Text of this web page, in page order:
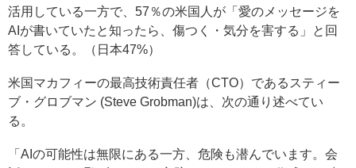
活用している一方で、57％の米国人が「愛のメッセージを
AIが書いていたと知ったら、傷つく・気分を害する」と回
答している。（日本47%）
米国マカフィーの最高技術責任者（CTO）であるスティー
ブ・グロブマン (Steve Grobman)は、次の通り述べてい
る。
「AIの可能性は無限にある一方、危険も潜んでいます。会